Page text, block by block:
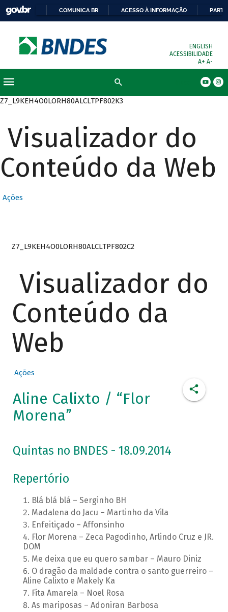
COMUNICA BR ACESSO À INFORMAÇÃO
ENGLISH
ACESSIBILIDADE
A+ A-
Z7_L9KEH4O0LORH80ALCLTPF802K3
Visualizador do
Conteúdo da Web
Ações
Z7_L9KEH4O0LORH80ALCLTPF802C2
Visualizador do
Conteúdo da
Web
Ações
Aline Calixto / “Flor
Morena”
Quintas no BNDES - 18.09.2014
Repertório
Blá blá blá – Serginho BH
Madalena do Jacu – Martinho da Vila
Enfeitiçado – Affonsinho
Flor Morena – Zeca Pagodinho, Arlindo Cruz e JR.
DOM
Me deixa que eu quero sambar – Mauro Diniz
O dragão da maldade contra o santo guerreiro –
Aline Calixto e Makely Ka
Fita Amarela – Noel Rosa
As mariposas – Adoniran Barbosa